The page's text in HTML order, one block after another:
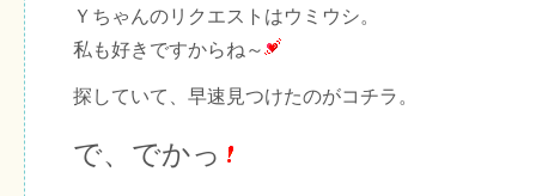
Ｙちゃんのリクエストはウミウシ。
私も好きですからね～
探していて、早速見つけたのがコチラ。
で、でかっ